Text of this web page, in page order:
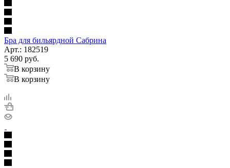
Бра для бильярдной Сабрина
Арт.: 182519
5 690 руб.
В корзину
В корзину